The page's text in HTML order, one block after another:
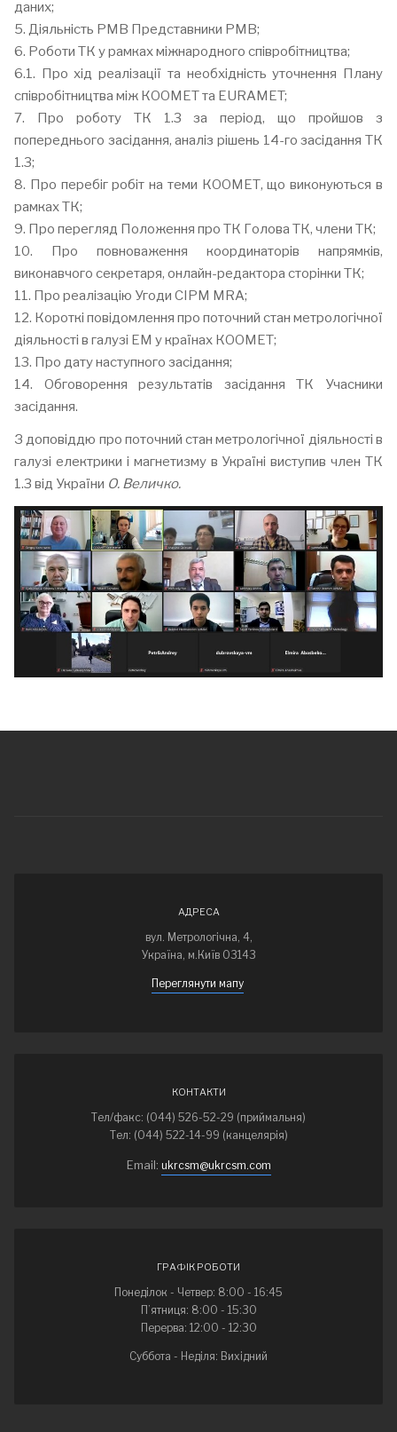
даних;
5. Діяльність РМВ Представники РМВ;
6. Роботи ТК у рамках міжнародного співробітництва;
6.1. Про хід реалізації та необхідність уточнення Плану
співробітництва між КООМЕТ та EURAMET;
7. Про роботу ТК 1.3 за період, що пройшов з
попереднього засідання, аналіз рішень 14-го засідання ТК
1.3;
8. Про перебіг робіт на теми КООМЕТ, що виконуються в
рамках ТК;
9. Про перегляд Положення про ТК Голова ТК, члени ТК;
10. Про повноваження координаторів напрямків,
виконавчого секретаря, онлайн-редактора сторінки ТК;
11. Про реалізацію Угоди CIPM MRA;
12. Короткі повідомлення про поточний стан метрологічної
діяльності в галузі EM у країнах КООМЕТ;
13. Про дату наступного засідання;
14. Обговорення результатів засідання ТК Учасники
засідання.
З доповіддю про поточний стан метрологічної діяльності в
галузі електрики і магнетизму в Україні виступив член ТК
1.3 від України О. Величко.
АДРЕСА
вул. Метрологічна, 4,
Україна, м.Київ 03143
Переглянути мапу
КОНТАКТИ
Тел/факс: (044) 526-52-29 (приймальня)
Тел: (044) 522-14-99 (канцелярія)
Email: ukrcsm@ukrcsm.com
ГРАФІК РОБОТИ
Понеділок - Четвер: 8:00 - 16:45
П’ятниця: 8:00 - 15:30
Перерва: 12:00 - 12:30
Суббота - Неділя: Вихідний